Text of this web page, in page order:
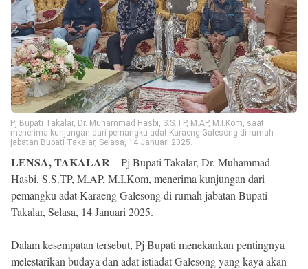
Right
Reserved
Pj Bupati Takalar, Dr. Muhammad Hasbi, S.S.TP, M.AP, M.I.Kom, saat
menerima kunjungan dari pemangku adat Karaeng Galesong di rumah
jabatan Bupati Takalar, Selasa, 14 Januari 2025.
LENSA, TAKALAR– Pj Bupati Takalar, Dr. Muhammad
Hasbi, S.S.TP, M.AP, M.I.Kom, menerima kunjungan dari
pemangku adat Karaeng Galesong di rumah jabatan Bupati
Takalar, Selasa, 14 Januari 2025.
Dalam kesempatan tersebut, Pj Bupati menekankan pentingnya
melestarikan budaya dan adat istiadat Galesong yang kaya akan